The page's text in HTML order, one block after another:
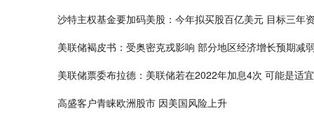
沙特主权基金要加码美股：今年拟买股百亿美元 目标三年
美联储褐皮书：受奥密克戎影响 部分地区经济增长预期减
美联储票委布拉德：美联储若在2022年加息4次 可能是适
高盛客户青睐欧洲股市 因美国风险上升